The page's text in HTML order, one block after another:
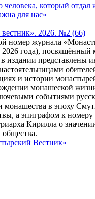
человека, который отдал
для нас»
2026. №2 (66)
номер журнала
года), посвящённый
издании представлены
и истории
монашеской
событиями
монашества в эпоху
а эпиграфом к номеру
Кирилла о
Вестник»